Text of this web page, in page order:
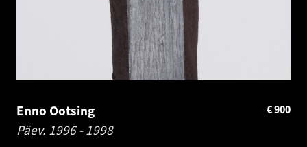
Enno Ootsing
Päev. 1996 - 1998
900
€